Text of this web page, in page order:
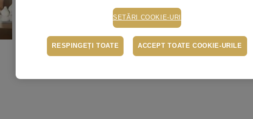
SETĂRI COOKIE-URI
RESPINGEȚI TOATE ACCEPT TOATE COOKIE-URILE